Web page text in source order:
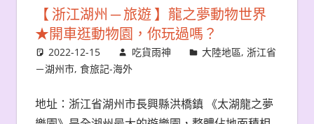
【 浙江湖州 ─ 旅遊 】龍之夢動物世界
★開車逛動物園，你玩過嗎？
2022-12-15 吃貨雨神 大陸地區,浙江省
－湖州市, 食旅記-海外
地址：浙江省湖州市長興縣洪橋鎮 《太湖龍之夢